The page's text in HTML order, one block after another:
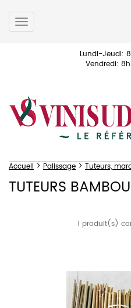
Toggle
navigation
Lundi-Jeudi:
Vendredi:
Accueil > Palissage > Tuteurs,
TUTEURS
1 produit(s)